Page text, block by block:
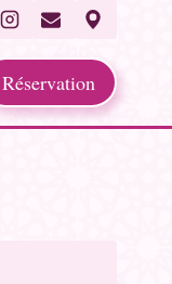
Réservation